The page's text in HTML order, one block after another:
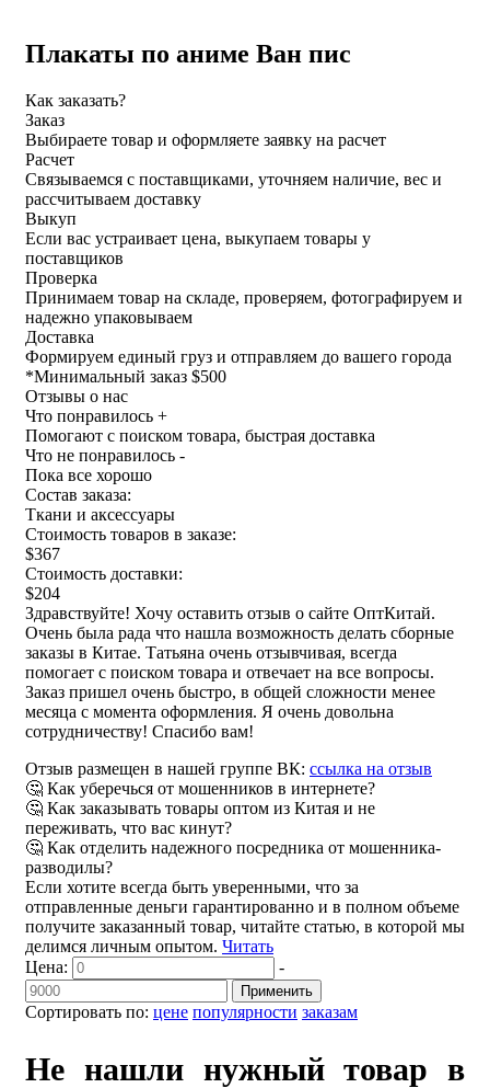
Плакаты по аниме Ван пис
Как заказать?
Заказ
Выбираете товар и оформляете заявку на расчет
Расчет
Связываемся с поставщиками, уточняем наличие, вес и
рассчитываем доставку
Выкуп
Если вас устраивает цена, выкупаем товары у
поставщиков
Проверка
Принимаем товар на складе, проверяем, фотографируем и
надежно упаковываем
Доставка
Формируем единый груз и отправляем до вашего города
*Минимальный заказ $500
Отзывы о нас
Что понравилось +
Помогают с поиском товара, быстрая доставка
Что не понравилось -
Пока все хорошо
Состав заказа:
Ткани и аксессуары
Стоимость товаров в заказе:
$367
Стоимость доставки:
$204
Здравствуйте! Хочу оставить отзыв о сайте ОптКитай.
Очень была рада что нашла возможность делать сборные
заказы в Китае. Татьяна очень отзывчивая, всегда
помогает с поиском товара и отвечает на все вопросы.
Заказ пришел очень быстро, в общей сложности менее
месяца с момента оформления. Я очень довольна
сотрудничеству! Спасибо вам!
Отзыв размещен в нашей группе ВК: ссылка на отзыв
🤔 Как уберечься от мошенников в интернете?
🤔 Как заказывать товары оптом из Китая и не
переживать, что вас кинут?
🤔 Как отделить надежного посредника от мошенника-
разводилы?
Если хотите всегда быть уверенными, что за
отправленные деньги гарантированно и в полном объеме
получите заказанный товар, читайте статью, в которой мы
делимся личным опытом. Читать
Сортировать по: цене популярности заказам
Цена: -
Применить
Не нашли нужный товар в